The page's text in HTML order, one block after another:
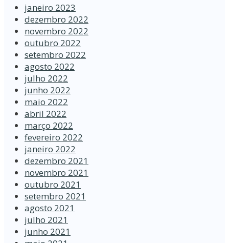
janeiro 2023
dezembro 2022
novembro 2022
outubro 2022
setembro 2022
agosto 2022
julho 2022
junho 2022
maio 2022
abril 2022
março 2022
fevereiro 2022
janeiro 2022
dezembro 2021
novembro 2021
outubro 2021
setembro 2021
agosto 2021
julho 2021
junho 2021